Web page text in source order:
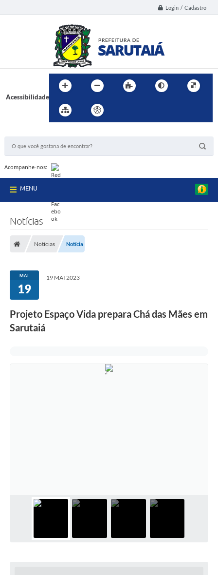
Login / Cadastro
Acessibilidade
Acompanhe-nos:
MENU
Notícias
Notícias Notícia
MAI
19
19 MAI 2023
Projeto Espaço Vida prepara Chá das Mães em
Sarutaiá